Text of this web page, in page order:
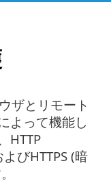
ザとリモート
よって機能し
HTTP
びHTTPS (暗